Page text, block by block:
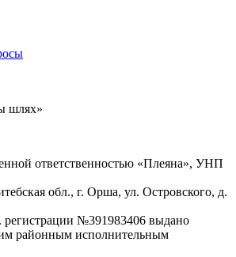
шлях»
ответственностью «Плеяна», УНП
обл., г. Орша, ул. Островского, д.
регистрации №391983406 выдано
районным исполнительным